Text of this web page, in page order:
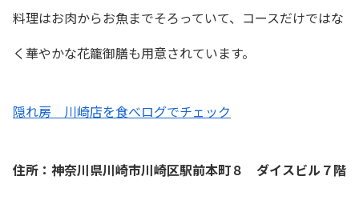
料理はお肉からお魚までそろっていて、コースだけではな
く華やかな花籠御膳も用意されています。
隠れ房 川崎店を食べログでチェック
住所：神奈川県川崎市川崎区駅前本町８ ダイスビル７階